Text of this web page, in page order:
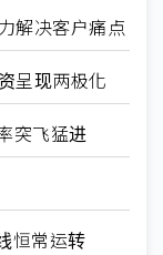
解决客户痛点
呈现两极化
突飞猛进
恒常运转